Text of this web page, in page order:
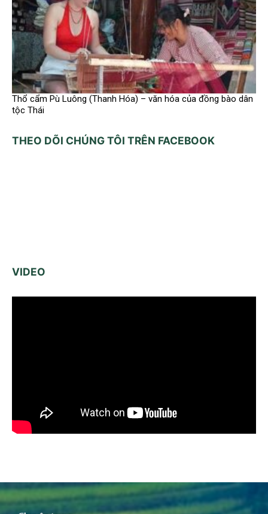
Thổ cẩm Pù Luông (Thanh Hóa) – văn hóa của đồng bào dân
tộc Thái
THEO DÕI CHÚNG TÔI TRÊN FACEBOOK
VIDEO